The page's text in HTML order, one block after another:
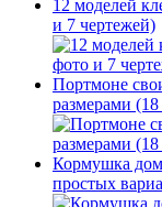
12 моделей
и 7 чертежей)
Портмоне
размерами
Кормушка
простых